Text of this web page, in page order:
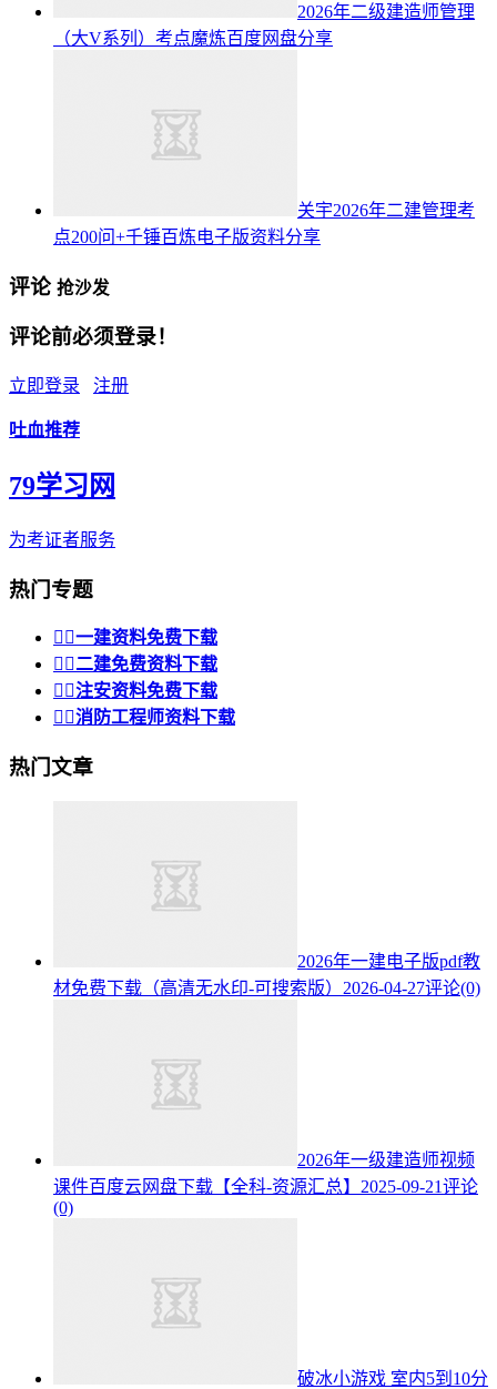
2026年二级建造师管理
（大V系列）考点魔炼百度网盘分享
关宇2026年二建管理考
点200问+千锤百炼电子版资料分享
评论 抢沙发
评论前必须登录！
立即登录 注册
吐血推荐
79学习网
为考证者服务
热门专题
 一建资料免费下载
 二建免费资料下载
 注安资料免费下载
 消防工程师资料下载
热门文章
2026年一建电子版pdf教
材免费下载（高清无水印-可搜索版） 2026-04-27评论(0)
2026年一级建造师视频
课件百度云网盘下载【全科-资源汇总】 2025-09-21评论
(0)
破冰小游戏 室内5到10分